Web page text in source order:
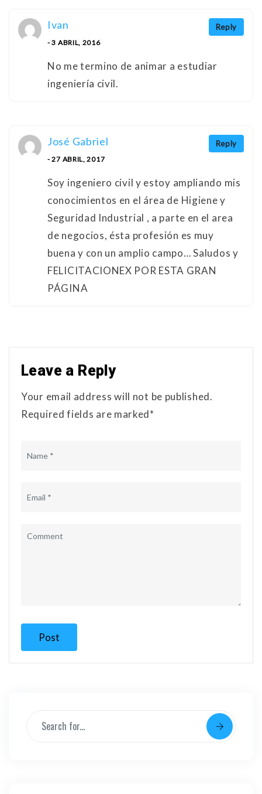
Reply
Ivan
- 3 ABRIL, 2016
No me termino de animar a estudiar
ingeniería civil.
Reply
José Gabriel
- 27 ABRIL, 2017
Soy ingeniero civil y estoy ampliando mis
conocimientos en el área de Higiene y
Seguridad Industrial , a parte en el area
de negocios, ésta profesión es muy
buena y con un amplio campo… Saludos y
FELICITACIONEX POR ESTA GRAN
PÁGINA
Leave a Reply
Your email address will not be published.
Required fields are marked*